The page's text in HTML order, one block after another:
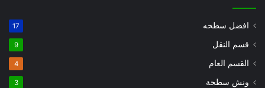
افضل سطحه 17
قسم النقل 9
القسم العام 4
ونش سطحة 3